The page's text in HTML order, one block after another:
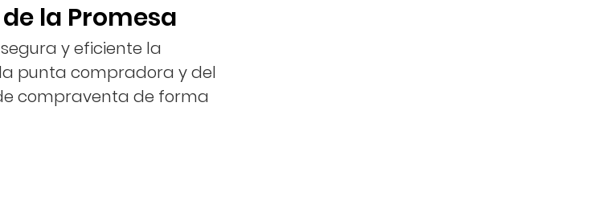
la Promesa
y eficiente la
punta compradora y del
compraventa de forma